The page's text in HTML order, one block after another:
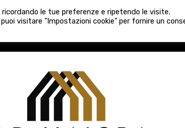
VENDITA LOCAZIONI ATTIVITÀ
080 3759025
le tue preferenze e ripetendo le visite.
visitare "Impostazioni cookie" per fornire un